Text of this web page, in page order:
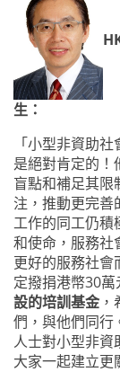
生：
「小型非資助
是絕對肯定的！
盲點和補足其限
注，推動更完善
工作的同工仍積
和使命，服務社
更好的服務社會
定撥捐港幣30萬
設的培訓基金
們 ，與他們同
人士對小型非資
大家一起建立更